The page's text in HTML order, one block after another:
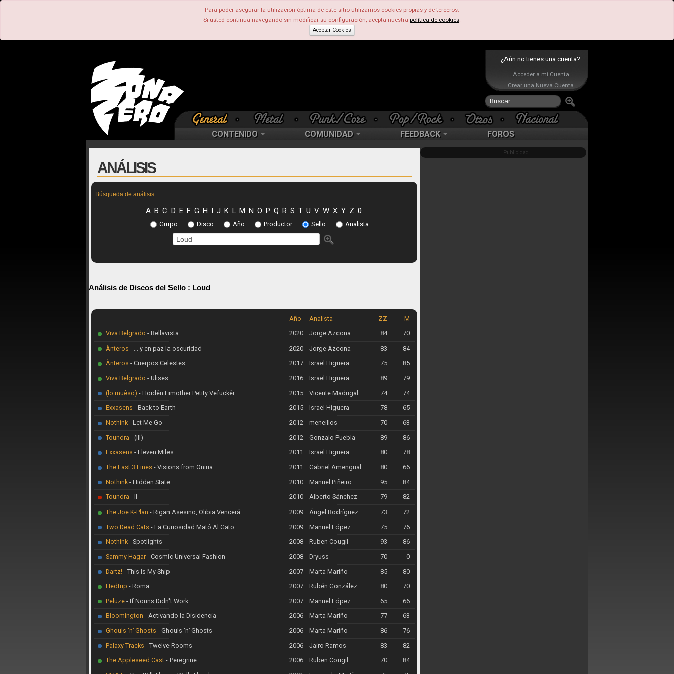
Para poder asegurar la utilización óptima de este sitio utilizamos cookies propias y de terceros.
Si usted continúa navegando sin modificar su configuración, acepta nuestra política de cookies.
Aceptar Cookies
¿Aún no tienes una cuenta?
Acceder a mi Cuenta
Crear una Nueva Cuenta
CONTENIDO COMUNIDAD FEEDBACK FOROS
ANÁLISIS
Búsqueda de análisis
A B C D E F G H I J K L M N O P Q R S T U V W X Y Z 0
Grupo Disco Año Productor Sello Analista
Análisis de Discos del Sello : Loud
M
ZZ
Analista
Año
Viva Belgrado - Bellavista 70
84
Jorge Azcona
2020
Ànteros - ... y en paz la oscuridad 84
83
Jorge Azcona
2020
Ànteros - Cuerpos Celestes 85
75
Israel Higuera
2017
Viva Belgrado - Ulises 79
89
Israel Higuera
2016
(lo:muêso) - Hoidên Limother Petity Vefuckêr 74
74
Vicente Madrigal
2015
Exxasens - Back to Earth 65
78
Israel Higuera
2015
Nothink- Let Me Go 63
70
meneillos
2012
Toundra - (III) 86
89
Gonzalo Puebla
2012
Exxasens - Eleven Miles 78
80
Israel Higuera
2011
The Last 3 Lines - Visions from Oniria 66
80
Gabriel Amengual
2011
Nothink- Hidden State 84
95
Manuel Piñeiro
2010
Toundra - II 82
79
Alberto Sánchez
2010
The Joe K-Plan - Rigan Asesino, Olibia Vencerá 72
73
Ángel Rodríguez
2009
Two Dead Cats - La Curiosidad Mató Al Gato 76
75
Manuel López
2009
Nothink- Spotlights 86
93
Ruben Cougil
2008
Sammy Hagar- Cosmic Universal Fashion 0
70
Dryuss
2008
Dartz! - This Is My Ship 80
85
Marta Mariño
2007
Hedtrip - Roma 70
80
Rubén González
2007
Peluze- If Nouns Didn't Work 66
65
Manuel López
2007
Bloomington - Activando la Disidencia 63
77
Marta Mariño
2006
Ghouls ‘n’ Ghosts - Ghouls ‘n’ Ghosts 76
86
Marta Mariño
2006
Palaxy Tracks - Twelve Rooms 82
83
Jairo Ramos
2006
The Appleseed Cast- Peregrine 84
70
Ruben Cougil
2006
Publicidad